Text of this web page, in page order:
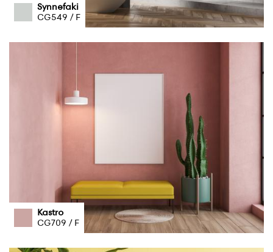
Synnefaki
CG549 / F
Kastro
CG709 / F